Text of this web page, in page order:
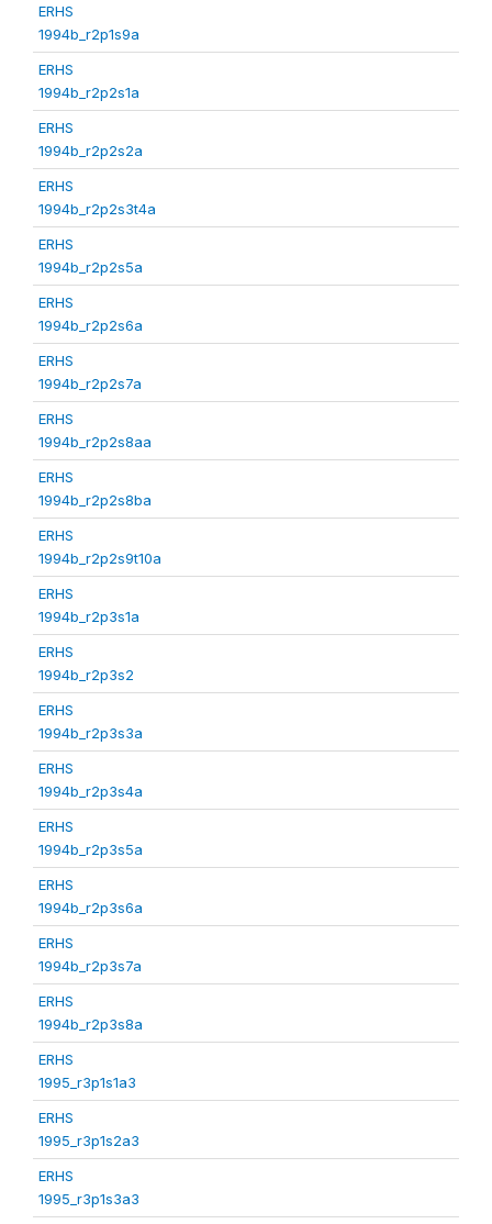
ERHS
1994b_r2p1s9a
ERHS
1994b_r2p2s1a
ERHS
1994b_r2p2s2a
ERHS
1994b_r2p2s3t4a
ERHS
1994b_r2p2s5a
ERHS
1994b_r2p2s6a
ERHS
1994b_r2p2s7a
ERHS
1994b_r2p2s8aa
ERHS
1994b_r2p2s8ba
ERHS
1994b_r2p2s9t10a
ERHS
1994b_r2p3s1a
ERHS
1994b_r2p3s2
ERHS
1994b_r2p3s3a
ERHS
1994b_r2p3s4a
ERHS
1994b_r2p3s5a
ERHS
1994b_r2p3s6a
ERHS
1994b_r2p3s7a
ERHS
1994b_r2p3s8a
ERHS
1995_r3p1s1a3
ERHS
1995_r3p1s2a3
ERHS
1995_r3p1s3a3